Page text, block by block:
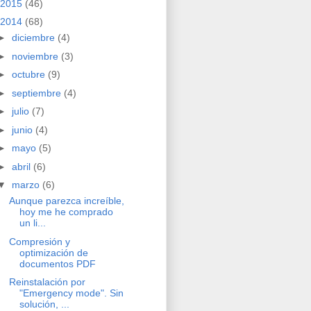
2015 (46)
2014 (68)
diciembre (4)
noviembre (3)
octubre (9)
septiembre (4)
julio (7)
junio (4)
mayo (5)
abril (6)
marzo (6)
Aunque parezca increíble,
hoy me he comprado
un li...
Compresión y
optimización de
documentos PDF
Reinstalación por
"Emergency mode". Sin
solución, ...